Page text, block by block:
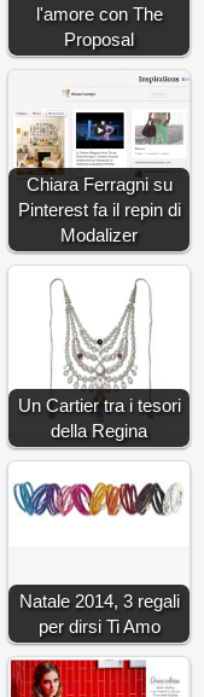
l'amore con The
Proposal
Chiara Ferragni su
Pinterest fa il repin di
Modalizer
Un Cartier tra i tesori
della Regina
Natale 2014, 3 regali
per dirsi Ti Amo